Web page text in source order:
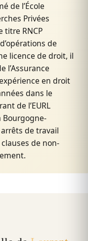
de l’École
Privées
titre RNCP
de
licence de droit, il
l’Assurance
en droit
dans le
de l’EURL
Bourgogne-
de travail
de non-